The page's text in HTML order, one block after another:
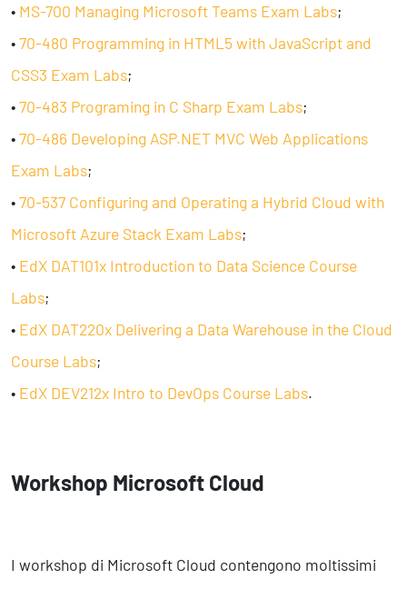
• MS-700 Managing Microsoft Teams Exam Labs;
•70-480 Programming in HTML5 with JavaScript and
CSS3 Exam Labs;
•70-483 Programing in C Sharp Exam Labs;
•70-486 Developing ASP.NET MVC Web Applications
Exam Labs;
•70-537 Configuring and Operating a Hybrid Cloud with
Microsoft Azure Stack Exam Labs;
• EdX DAT101x Introduction to Data Science Course
Labs;
• EdX DAT220x Delivering a Data Warehouse in the Cloud
Course Labs;
• EdX DEV212x Intro to DevOps Course Labs.
Workshop Microsoft Cloud
I workshop di Microsoft Cloud contengono moltissimi